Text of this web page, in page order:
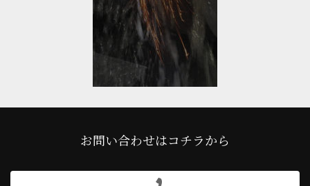
お問い合わせはコチラから